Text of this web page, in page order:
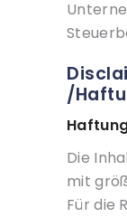
/
Die
mit
Für die